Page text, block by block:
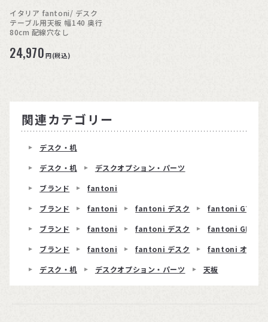
イタリア fantoni/ デスク
テーブル用天板 幅140 奥行
80cm 配線穴なし
24,970 円(税込)
関連カテゴリー
デスク・机
デスク・机
デスクオプション・パーツ
ブランド
fantoni
ブランド
fantoni fantoni デスク
fantoni GT
ブランド
fantoni fantoni デスク
fantoni GL T字
ブランド
fantoni fantoni デスク
fantoni オプシ
デスク・机
デスクオプション・パーツ 天板